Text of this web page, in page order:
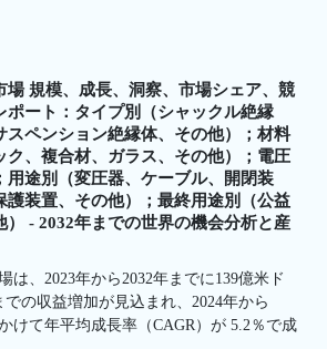
場 規模、成長、洞察、市場シェア、競
ポート：タイプ別（シャックル絶縁
スペンション絶縁体、その他）；材料
ク、複合材、ガラス、その他）；電圧
用途別（変圧器、ケーブル、開閉装
護装置、その他）；最終用途別（公益
） - 2032年までの世界の機会分析と産
は、2023年から2032年までに139億米ド
での収益増加が見込まれ、2024年から
けて年平均成長率（CAGR）が 5.2％で成